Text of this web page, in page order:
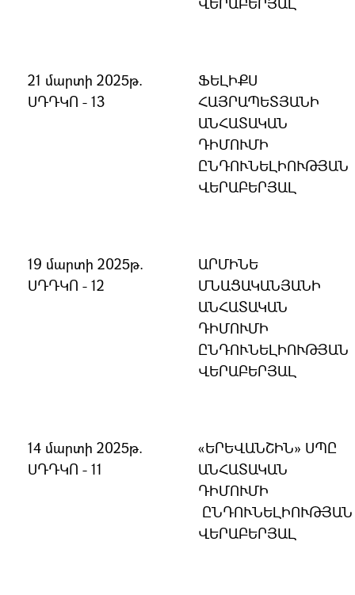
21 մարտի 2025թ.
ՍԴԴԿՈ - 13
ՖԵԼԻՔՍ
ՀԱՅՐԱՊԵՏՅԱՆԻ
ԱՆՀԱՏԱԿԱՆ
ԴԻՄՈՒՄԻ
ԸՆԴՈՒՆԵԼԻՈՒԹՅԱՆ
ՎԵՐԱԲԵՐՅԱԼ
19 մարտի 2025թ.
ՍԴԴԿՈ - 12
ԱՐՄԻՆԵ
ՄՆԱՑԱԿԱՆՅԱՆԻ
ԱՆՀԱՏԱԿԱՆ
ԴԻՄՈՒՄԻ
ԸՆԴՈՒՆԵԼԻՈՒԹՅԱՆ
ՎԵՐԱԲԵՐՅԱԼ
14 մարտի 2025թ.
ՍԴԴԿՈ - 11
«ԵՐԵՎԱՆՇԻՆ» ՍՊԸ
ԱՆՀԱՏԱԿԱՆ
ԴԻՄՈՒՄԻ
ԸՆԴՈՒՆԵԼԻՈՒԹՅԱՆ
ՎԵՐԱԲԵՐՅԱԼ